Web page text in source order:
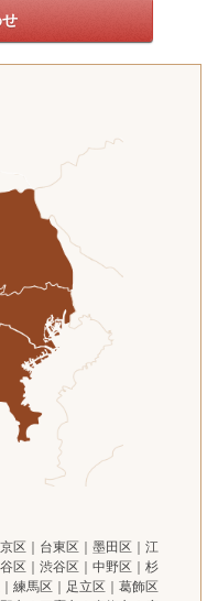
区｜台東区｜墨田区｜江
区｜渋谷区｜中野区｜杉
練馬区｜足立区｜葛飾区